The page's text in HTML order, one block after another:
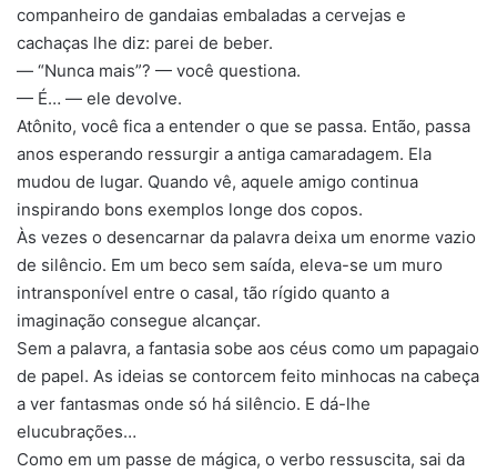
companheiro de gandaias embaladas a cervejas e
cachaças lhe diz: parei de beber.
— “Nunca mais”? — você questiona.
— É… — ele devolve.
Atônito, você fica a entender o que se passa. Então, passa
anos esperando ressurgir a antiga camaradagem. Ela
mudou de lugar. Quando vê, aquele amigo continua
inspirando bons exemplos longe dos copos.
Às vezes o desencarnar da palavra deixa um enorme vazio
de silêncio. Em um beco sem saída, eleva-se um muro
intransponível entre o casal, tão rígido quanto a
imaginação consegue alcançar.
Sem a palavra, a fantasia sobe aos céus como um papagaio
de papel. As ideias se contorcem feito minhocas na cabeça
a ver fantasmas onde só há silêncio. E dá-lhe
elucubrações…
Como em um passe de mágica, o verbo ressuscita, sai da